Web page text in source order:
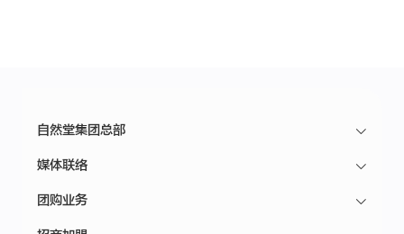
自然堂集团总部
媒体联络
团购业务